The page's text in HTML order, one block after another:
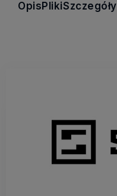
OpisPlikiSzczegóły